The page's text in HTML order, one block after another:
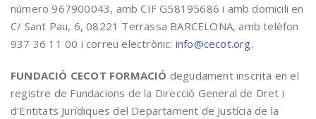
número 967900043, amb CIF G58195686 i amb domicili en
C/ Sant Pau, 6, 08221 Terrassa BARCELONA, amb telèfon
937 36 11 00 i correu electrònic: info@cecot.org.
FUNDACIÓ CECOT FORMACIÓ degudament inscrita en el
registre de Fundacions de la Direcció General de Dret i
d’Entitats Jurídiques del Departament de Justícia de la